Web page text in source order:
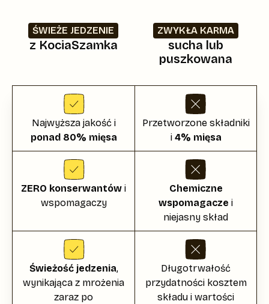
ŚWIEŻE JEDZENIE
z KociaSzamka
ZWYKŁA KARMA
sucha lub
puszkowana
Najwyższa jakość i
ponad 80% mięsa
Przetworzone składniki
i 4% mięsa
ZERO konserwantów i
wspomagaczy
Chemiczne
wspomagacze i
niejasny skład
Świeżość jedzenia,
wynikająca z mrożenia
zaraz po
Długotrwałość
przydatności kosztem
składu i wartości